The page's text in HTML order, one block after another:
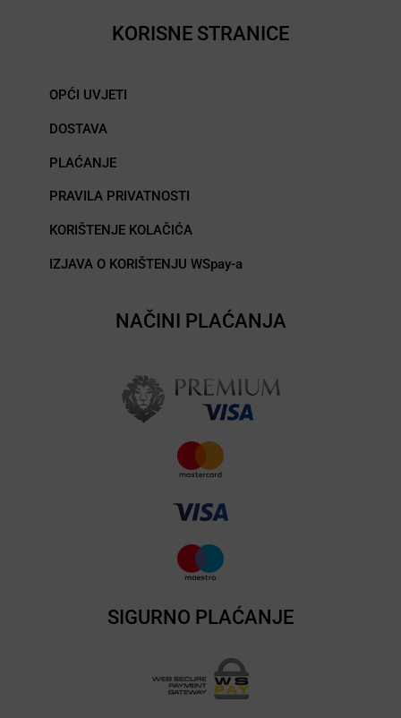
KORISNE STRANICE
OPĆI UVJETI
DOSTAVA
PLAĆANJE
PRAVILA PRIVATNOSTI
KORIŠTENJE KOLAČIĆA
IZJAVA O KORIŠTENJU WSpay-a
NAČINI PLAĆANJA
SIGURNO PLAĆANJE